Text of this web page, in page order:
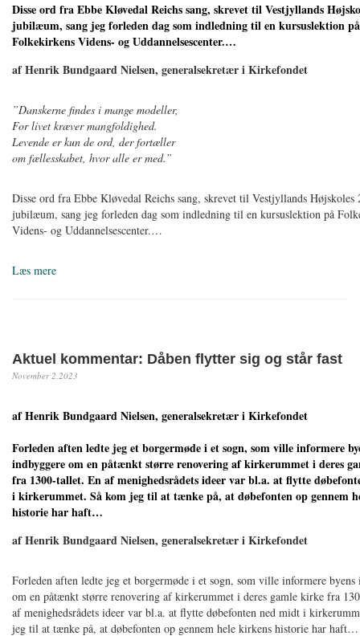
Disse ord fra Ebbe Kløvedal Reichs sang, skrevet til Vestjyllands
jubilæum, sang jeg forleden dag som indledning til en kursuslektion på
Folkekirkens Videns- og Uddannelsescenter.…
af Henrik Bundgaard Nielsen, generalsekretær i Kirkefondet
”Danskerne findes i mange modeller,
For livet kræver mangfoldighed.
Levende er kun de ord, der fortæller
om fællesskabet, hvor alle er med.”
Disse ord fra Ebbe Kløvedal Reichs sang, skrevet til Vestjyllands Højskoles
jubilæum, sang jeg forleden dag som indledning til en kursuslektion på
Videns- og Uddannelsescenter.…
Læs mere
Aktuel kommentar: Dåben flytter sig og står fast
November 2,2023
af Henrik Bundgaard Nielsen, generalsekretær i Kirkefondet
Forleden aften ledte jeg et borgermøde i et sogn, som ville informere
indbyggere om en påtænkt større renovering af kirkerummet i deres
fra 1300-tallet. En af menighedsrådets ideer var bl.a. at flytte
i kirkerummet. Så kom jeg til at tænke på, at døbefonten op gennem
historie har haft…
af Henrik Bundgaard Nielsen, generalsekretær i Kirkefondet
Forleden aften ledte jeg et borgermøde i et sogn, som ville informere byens
om en påtænkt større renovering af kirkerummet i deres gamle kirke fra
af menighedsrådets ideer var bl.a. at flytte døbefonten ned midt i
jeg til at tænke på, at døbefonten op gennem hele kirkens historie har haft…